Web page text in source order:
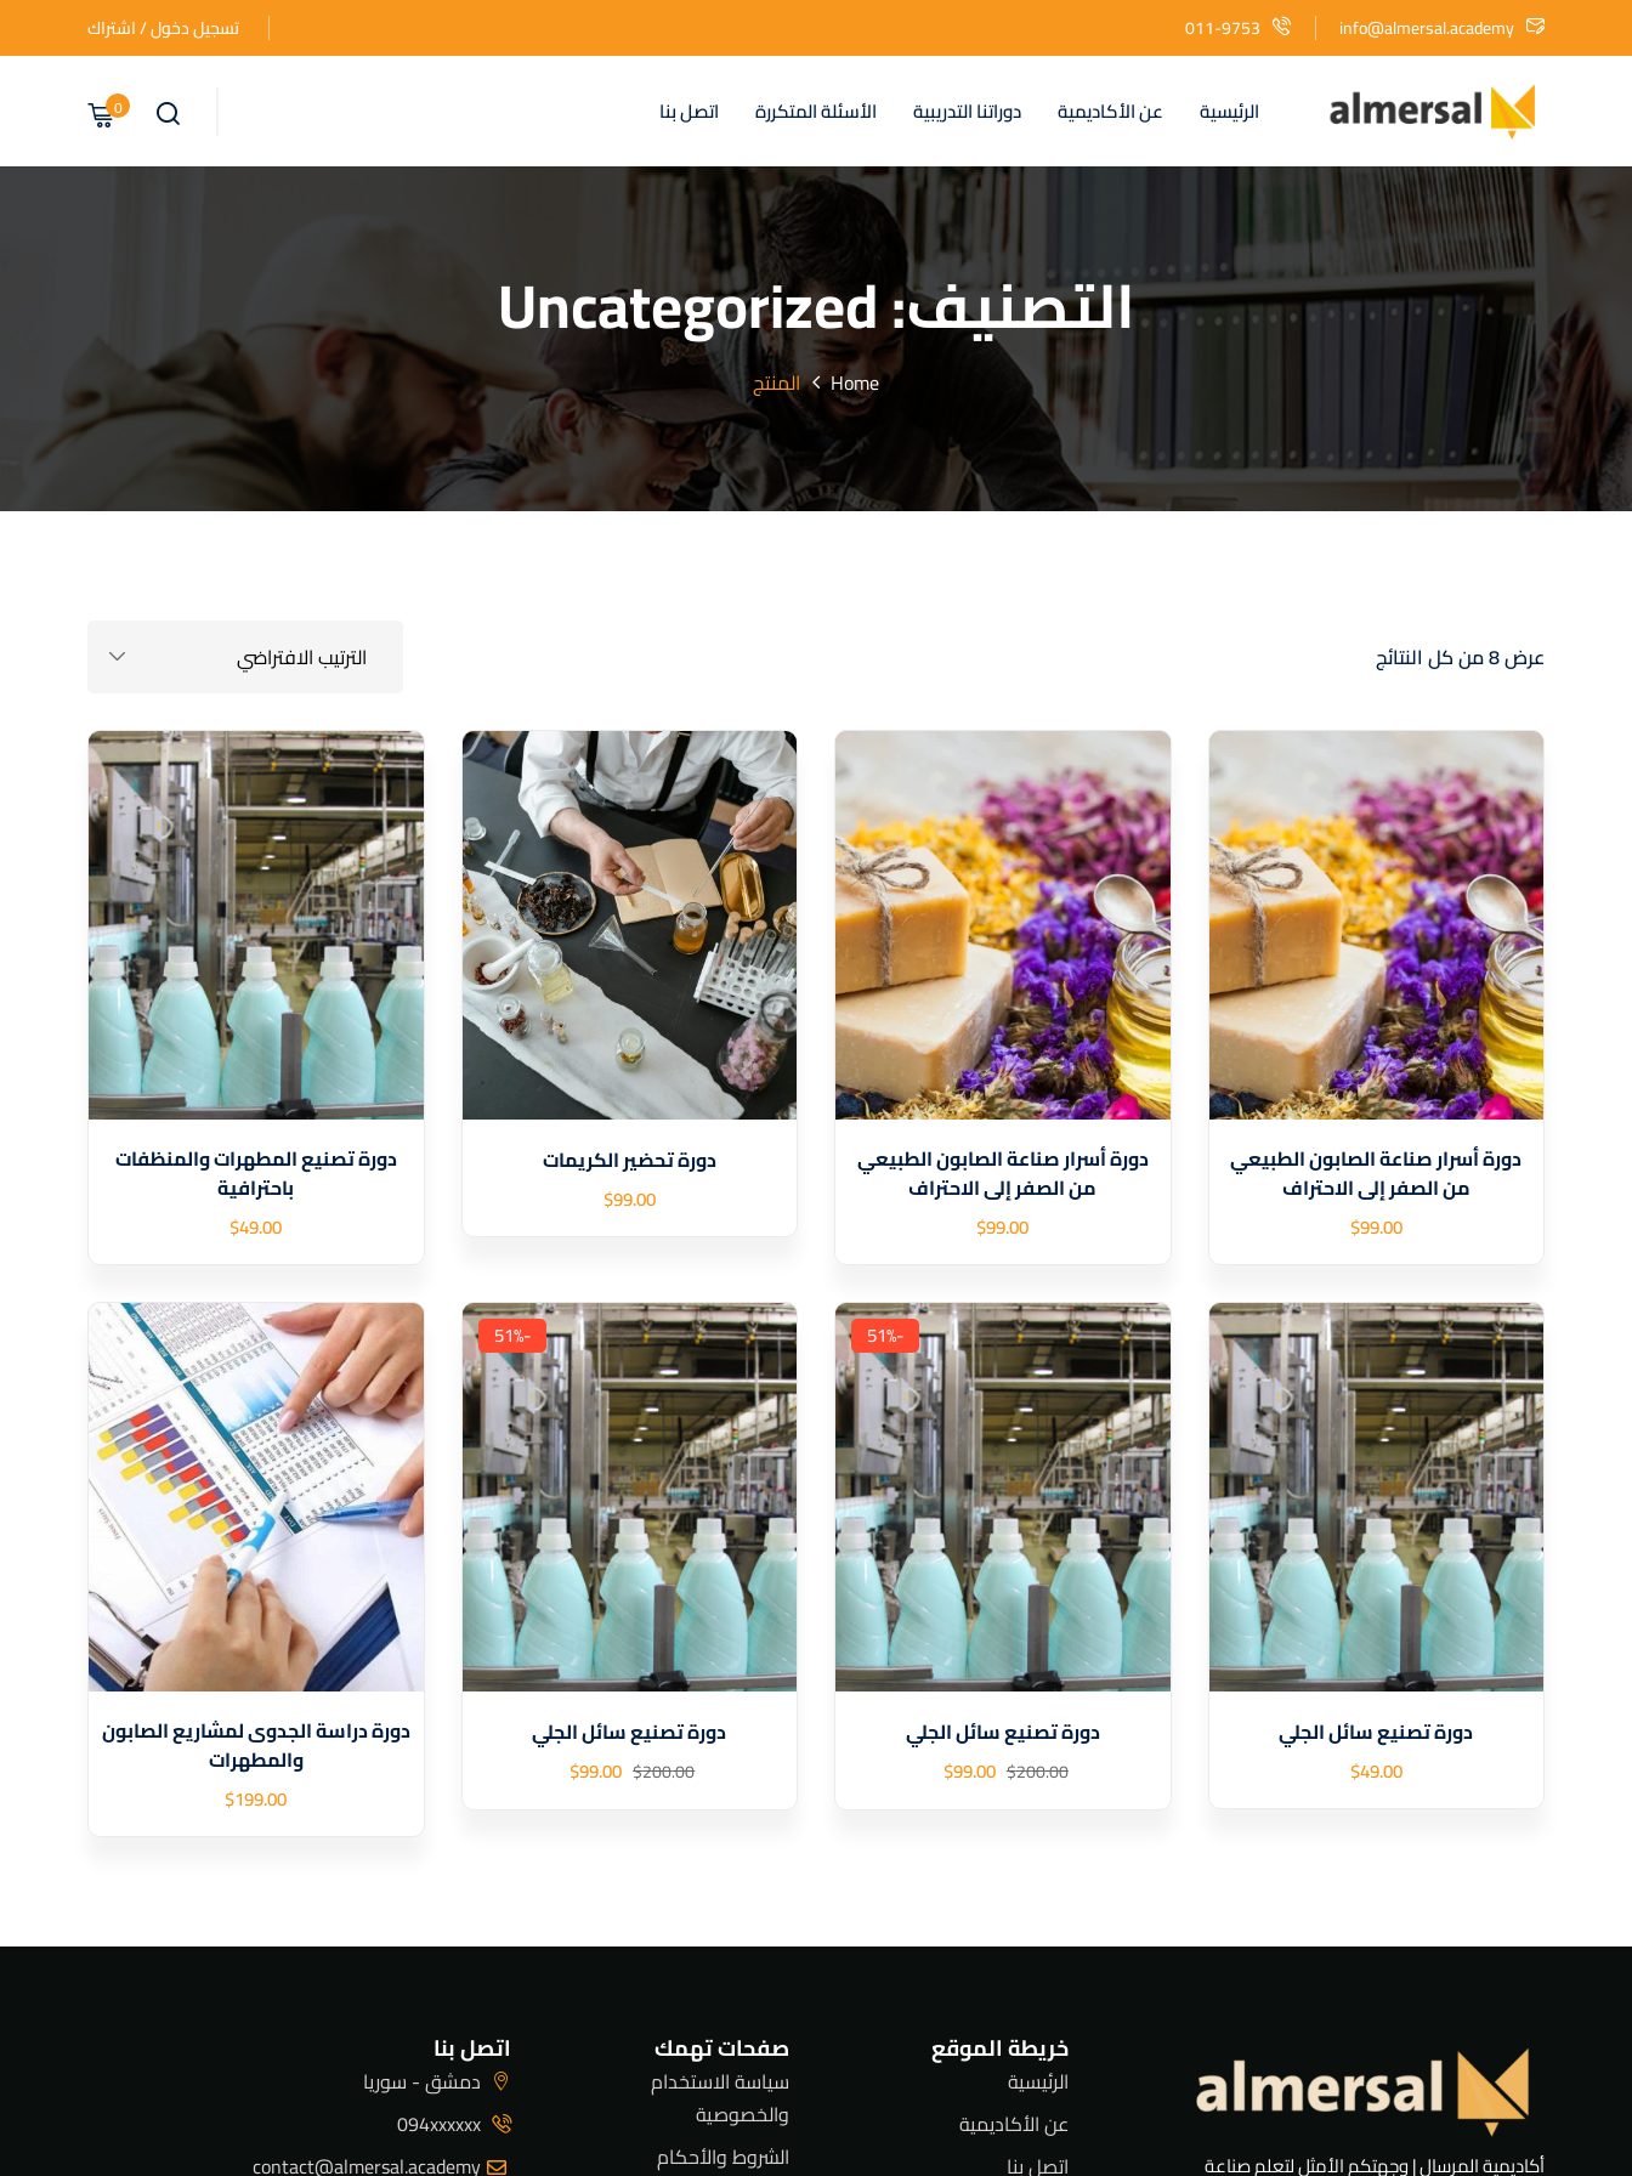
info@almersal.academy
011-9753 تسجيل دخول / اشتراك
الرئيسية عن الأكاديمية دوراتنا التدريبية الأسئلة المتكررة اتصل بنا 0
التصنيف:Uncategorized
Home المنتج
عرض ⁦8⁩ من كل النتائج
دورة أسرار صناعة الصابون الطبيعي
من الصفر إلى الاحتراف
$99.00
دورة أسرار صناعة الصابون الطبيعي
من الصفر إلى الاحتراف
$99.00
دورة تحضير الكريمات
$99.00
دورة تصنيع المطهرات والمنظفات
باحترافية
$49.00
دورة تصنيع سائل الجلي
$49.00
-51%
دورة تصنيع سائل الجلي
$200.00
$99.00
-51%
دورة تصنيع سائل الجلي
$200.00
$99.00
دورة دراسة الجدوى لمشاريع الصابون
والمطهرات
$199.00
أكاديمية المرسال | وجهتكم الأمثل لتعلم صناعة
خريطة الموقع
الرئيسية
عن الأكاديمية
اتصل بنا
صفحات تهمك
سياسة الاستخدام
والخصوصية
الشروط والأحكام
اتصل بنا
دمشق - سوريا
094xxxxxx
contact@almersal.academy